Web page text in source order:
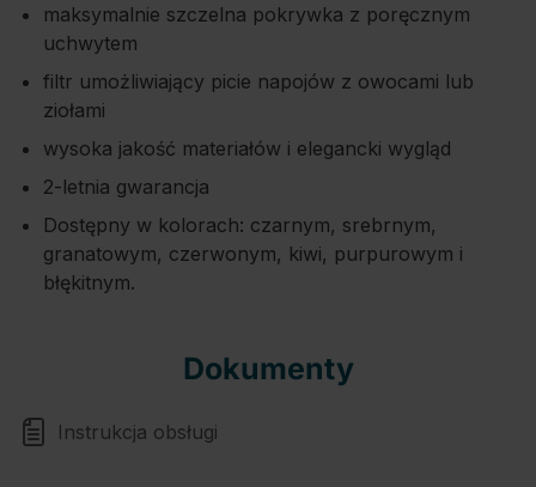
maksymalnie szczelna pokrywka z poręcznym
uchwytem
filtr umożliwiający picie napojów z owocami lub
ziołami
wysoka jakość materiałów i elegancki wygląd
2-letnia gwarancja
Dostępny w kolorach: czarnym, srebrnym,
granatowym, czerwonym, kiwi, purpurowym i
błękitnym.
Dokumenty
Instrukcja obsługi